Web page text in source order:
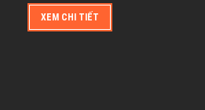
XEM CHI TIẾT